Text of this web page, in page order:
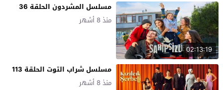
02:13:19
مسلسل المشردون الحلقة 36
منذ 8 أشهر
مسلسل شراب التوت الحلقة 113
منذ 8 أشهر